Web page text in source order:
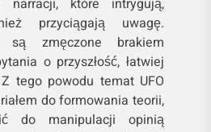
które intrygują,
przyciągają uwagę.
są zmęczone brakiem
o przyszłość, łatwiej
tego powodu temat UFO
do formowania teorii,
do manipulacji opinią